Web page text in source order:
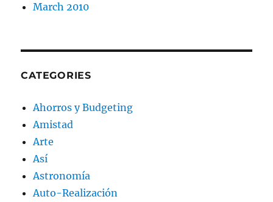
March 2010
CATEGORIES
Ahorros y Budgeting
Amistad
Arte
Así
Astronomía
Auto-Realización